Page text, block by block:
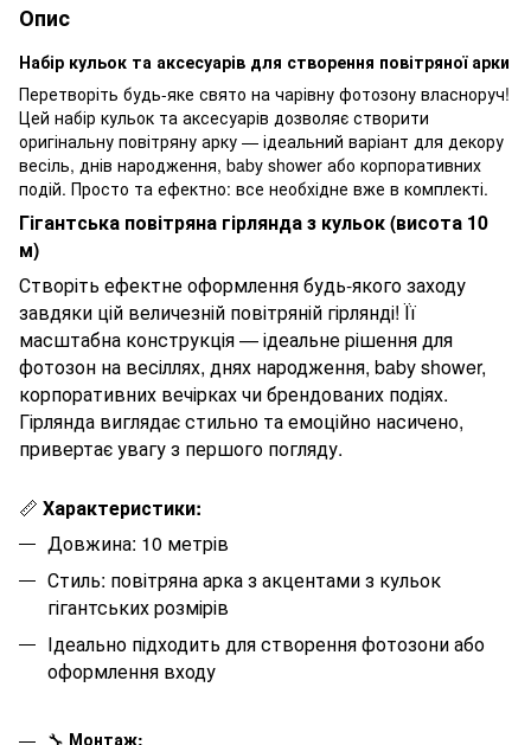
Опис
Набір кульок та аксесуарів для створення повітряної арки
Перетворіть будь-яке свято на чарівну фотозону власноруч!
Цей набір кульок та аксесуарів дозволяє створити
оригінальну повітряну арку — ідеальний варіант для декору
весіль, днів народження, baby shower або корпоративних
подій. Просто та ефектно: все необхідне вже в комплекті.
Гігантська повітряна гірлянда з кульок (висота 10
м)
Створіть ефектне оформлення будь-якого заходу
завдяки цій величезній повітряній гірлянді! Її
масштабна конструкція — ідеальне рішення для
фотозон на весіллях, днях народження, baby shower,
корпоративних вечірках чи брендованих подіях.
Гірлянда виглядає стильно та емоційно насичено,
привертає увагу з першого погляду.
📏 Характеристики:
Довжина: 10 метрів
Стиль: повітряна арка з акцентами з кульок
гігантських розмірів
Ідеально підходить для створення фотозони або
оформлення входу
🔧 Монтаж: